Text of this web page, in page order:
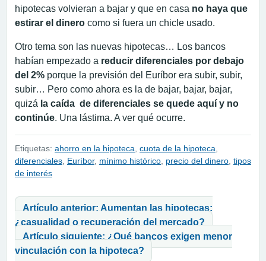
hipotecas volvieran a bajar y que en casa no haya que
estirar el dinero como si fuera un chicle usado.
Otro tema son las nuevas hipotecas… Los bancos
habían empezado a reducir diferenciales por debajo
del 2% porque la previsión del Euríbor era subir, subir,
subir… Pero como ahora es la de bajar, bajar, bajar,
quizá la caída de diferenciales se quede aquí y no
continúe. Una lástima. A ver qué ocurre.
Etiquetas: ahorro en la hipoteca cuota de la hipoteca
diferenciales Euríbor, mínimo histórico precio del dinero tipos
de interés
Navegación de entradas
Artículo anterior: Aumentan las hipotecas:
¿casualidad o recuperación del mercado?
Artículo siguiente: ¿Qué bancos exigen menor
vinculación con la hipoteca?